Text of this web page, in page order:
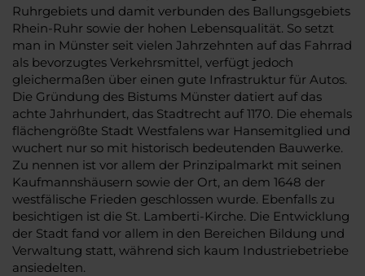
Ruhrgebiets und damit verbunden des Ballungsgebiets
Rhein-Ruhr sowie der hohen Lebensqualität. So setzt
man in Münster seit vielen Jahrzehnten auf das Fahrrad
als bevorzugtes Verkehrsmittel, verfügt jedoch
gleichermaßen über einen gute Infrastruktur für Autos.
Die Gründung des Bistums Münster datiert auf das
achte Jahrhundert, das Stadtrecht auf 1170. Die ehemals
flächengrößte Stadt Westfalens war Hansemitglied und
wuchert nur so mit historisch bedeutenden Bauwerke.
Zu nennen ist vor allem der Prinzipalmarkt mit seinen
Kaufmannshäusern sowie der Ort, an dem 1648 der
westfälische Frieden geschlossen wurde. Ebenfalls zu
besichtigen ist die St. Lamberti-Kirche. Die Entwicklung
der Stadt fand vor allem in den Bereichen Bildung und
Verwaltung statt, während sich kaum Industriebetriebe
ansiedelten.